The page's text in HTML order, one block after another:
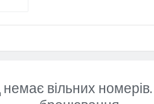
вільних номерів.